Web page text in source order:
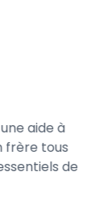
aide à
frère tous
de